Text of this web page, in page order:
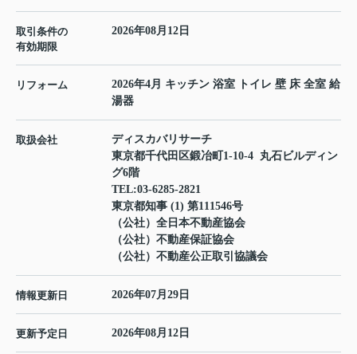
取引条件の
有効期限
2026年08月12日
リフォーム
2026年4月 キッチン 浴室 トイレ 壁 床 全室 給
湯器
取扱会社
ディスカバリサーチ
東京都千代田区鍛冶町1-10-4 丸石ビルディン
グ6階
TEL:03-6285-2821
東京都知事 (1) 第111546号
（公社）全日本不動産協会
（公社）不動産保証協会
（公社）不動産公正取引協議会
情報更新日 2026年07月29日
更新予定日 2026年08月12日